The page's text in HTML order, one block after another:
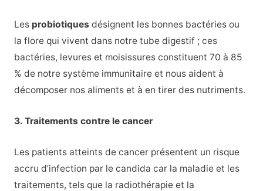
Lesprobiotiques désignent les bonnes bactéries ou
la flore qui vivent dans notre tube digestif ; ces
bactéries, levures et moisissures constituent 70 à 85
% de notre système immunitaire et nous aident à
décomposer nos aliments et à en tirer des nutriments.
3. Traitements contre le cancer
Les patients atteints de cancer présentent un risque
accru d’infection par le candida car la maladie et les
traitements, tels que la radiothérapie et la